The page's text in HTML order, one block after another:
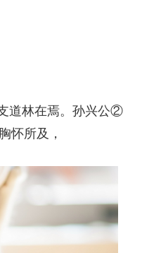
道林在焉。孙兴公②
怀所及，